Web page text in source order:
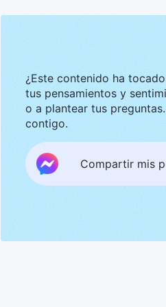
¿Este contenido ha tocado tu corazón? Nos
tus pensamientos y sentimientos. Te invitamos a
o a plantear tus preguntas. Estaremos encantados de
contigo.
Compartir mis